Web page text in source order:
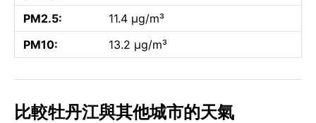
PM2.5:
11.4 µg/m³
PM10:
13.2 µg/m³
比較牡丹江與其他城市的天氣